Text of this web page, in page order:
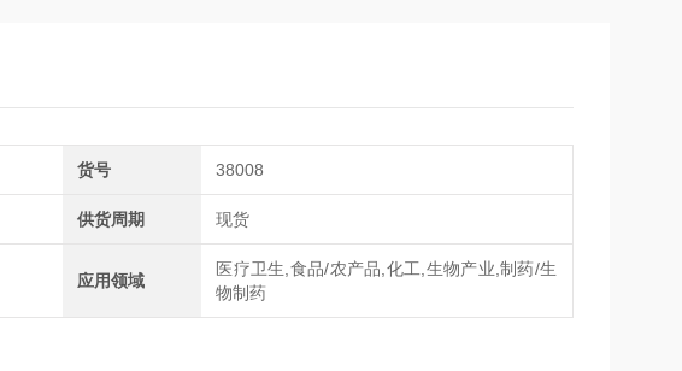
货号 38008
供货周期 现货
应用领域
医疗卫生,食品/农产品,化工,生物产业,制药/生
物制药